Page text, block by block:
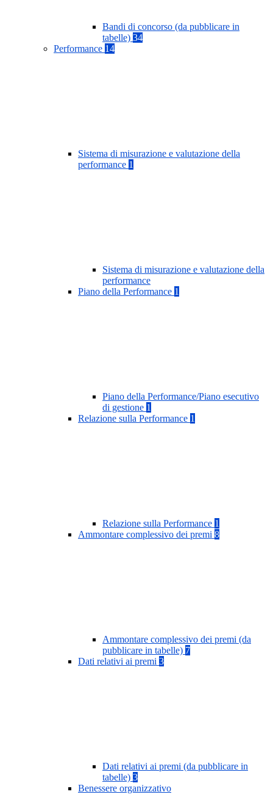
Bandi di concorso (da pubblicare in
tabelle) 34
Performance 14
Sistema di misurazione e valutazione della
performance 1
Sistema di misurazione e valutazione della
performance
Piano della Performance 1
Piano della Performance/Piano esecutivo
di gestione 1
Relazione sulla Performance 1
Relazione sulla Performance 1
Ammontare complessivo dei premi 8
Ammontare complessivo dei premi (da
pubblicare in tabelle) 7
Dati relativi ai premi 3
Dati relativi ai premi (da pubblicare in
tabelle) 3
Benessere organizzativo